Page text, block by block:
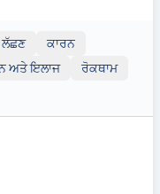
ਲੱਛਣ
ਕਾਰਨ
ਅਤੇ ਇਲਾਜ
ਰੋਕਥਾਮ